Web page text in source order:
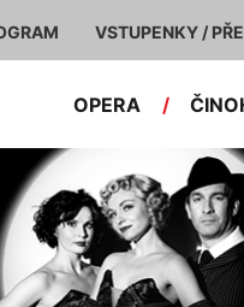
VSTUPENKY /
OPERA /